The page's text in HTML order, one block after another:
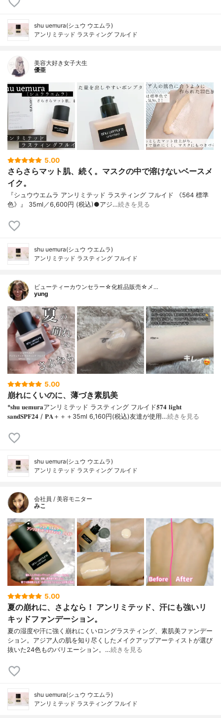
shu uemura(シュウ ウエムラ)
アンリミテッド ラスティング フルイド
美容大好き女子大生
優亜
5.00
さらさらマット肌、続く。マスクの中で溶けないベースメ
イク。
『シュウウエムラ アンリミテッド ラスティング フルイド 《564 標準
色》』 35ml／6,600円 (税込)●アジ…続きを見る
shu uemura(シュウ ウエムラ)
アンリミテッド ラスティング フルイド
ビューティーカウンセラー☆化粧品販売☆メ…
yung
5.00
崩れにくいのに、薄づき素肌美
*𝐬𝐡𝐮 𝐮𝐞𝐦𝐮𝐫𝐚アンリミテッド ラスティング フルイド𝟓𝟕𝟒 𝐥𝐢𝐠𝐡𝐭
𝐬𝐚𝐧𝐝𝐒𝐏𝐅𝟐𝟒 / 𝐏𝐀＋＋＋⁡35ml 6,160円(税込)⁡友達が使用…続きを見る
shu uemura(シュウ ウエムラ)
アンリミテッド ラスティング フルイド
会社員 / 美容モニター
みこ
5.00
夏の崩れに、さよなら！ アンリミテッド、汗にも強いリ
キッドファンデーション。
夏の湿度や汗に強く崩れにくいロングラスティング、素肌美ファンデー
ション。アジア人の肌を知り尽くしたメイクアップアーティストが選び
抜いた24色ものバリエーション。…続きを見る
shu uemura(シュウ ウエムラ)
アンリミテッド ラスティング フルイド